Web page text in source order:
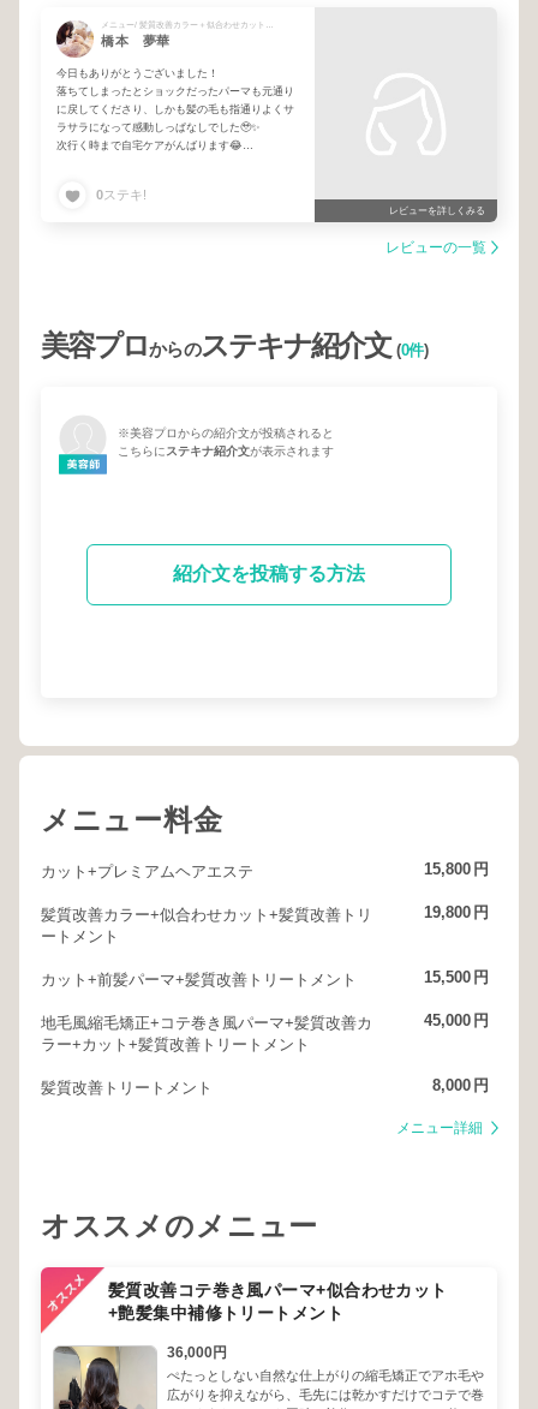
橋本 夢華
今日もありがとうございました！
落ちてしまったとショックだったパーマも元通り
に戻してくださり、しかも髪の毛も指通りよくサ
ラサラになって感動しっぱなしでした🥹✨
次行く時まで自宅ケアがんばります😂
いつもありがとうございます！
0ステキ!
レビューを詳しくみる
レビューの一覧
美容プロからのステキナ紹介文(0件)
※美容プロからの紹介文が投稿されると
こちらにステキナ紹介文が表示されます
紹介文を投稿する方法
メニュー料金
カット+プレミアムヘアエステ 15,800 円
髪質改善カラー+似合わせカット+髪質改善トリ
ートメント
19,800 円
カット+前髪パーマ+髪質改善トリートメント 15,500 円
地毛風縮毛矯正+コテ巻き風パーマ+髪質改善カ
ラー+カット+髪質改善トリートメント
45,000 円
髪質改善トリートメント 8,000 円
メニュー詳細
オススメのメニュー
髪質改善コテ巻き風パーマ+似合わせカット
+艶髪集中補修トリートメント
36,000円
ぺたっとしない自然な仕上がりの縮毛矯正でアホ毛や
広がりを抑えながら、毛先には乾かすだけでコテで巻